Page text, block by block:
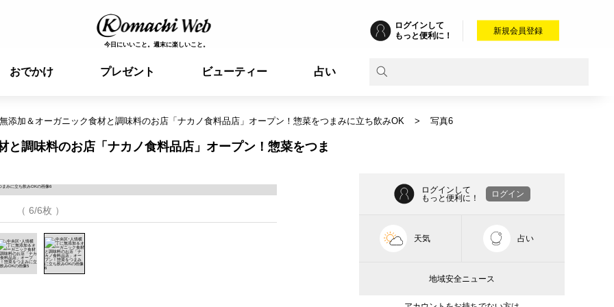
今日にいいこと。週末に楽しいこと。
ログインして
もっと便利に！
新規会員登録
おでかけ プレゼント ビューティー 占い
添加＆オーガニック食材と調味料のお店「ナカノ食料品店」オープン！惣菜をつまみに立ち飲みOK 写真6
と調味料のお店「ナカノ食料品店」オープン！惣菜をつま
（ 6/6枚 ）
ログインして
もっと便利に！
ログイン
天気 占い
地域安全ニュース